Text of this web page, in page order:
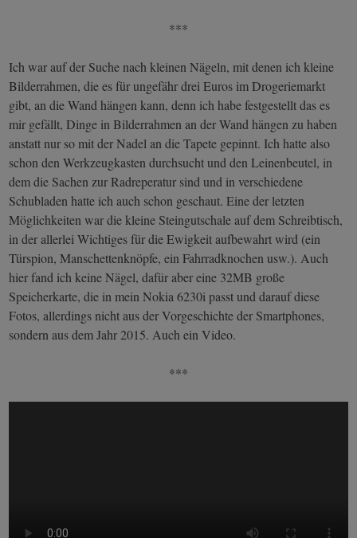
***
Ich war auf der Suche nach kleinen Nägeln, mit denen ich kleine
Bilderrahmen, die es für ungefähr drei Euros im Drogeriemarkt
gibt, an die Wand hängen kann, denn ich habe festgestellt das es
mir gefällt, Dinge in Bilderrahmen an der Wand hängen zu haben
anstatt nur so mit der Nadel an die Tapete gepinnt. Ich hatte also
schon den Werkzeugkasten durchsucht und den Leinenbeutel, in
dem die Sachen zur Radreperatur sind und in verschiedene
Schubladen hatte ich auch schon geschaut. Eine der letzten
Möglichkeiten war die kleine Steingutschale auf dem Schreibtisch,
in der allerlei Wichtiges für die Ewigkeit aufbewahrt wird (ein
Türspion, Manschettenknöpfe, ein Fahrradknochen usw.). Auch
hier fand ich keine Nägel, dafür aber eine 32MB große
Speicherkarte, die in mein Nokia 6230i passt und darauf diese
Fotos, allerdings nicht aus der Vorgeschichte der Smartphones,
sondern aus dem Jahr 2015. Auch ein Video.
***